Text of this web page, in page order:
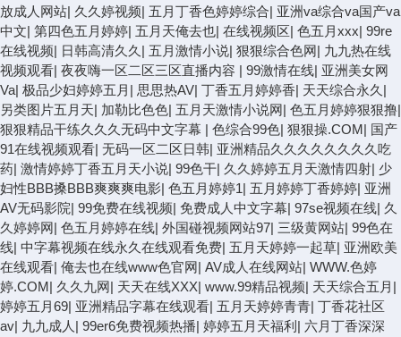
放成人网站| 久久婷视频| 五月丁香色婷婷综合| 亚洲va综合va国产va
中文| 第四色五月婷婷| 五月天俺去也| 在线视频区| 色五月xxx| 99re
在线视频| 日韩高清久久 | 五月激情小说| 狠狠综合色网| 九九热在线
视频观看| 夜夜嗨一区二区三区直播内容 | 99激情在线| 亚洲美女网
Va| 极品少妇婷婷五月 | 思思热AV| 丁香五月婷婷香| 天天综合永久 |
另类图片五月天| 加勒比色色| 五月天激情小说网| 色五月婷婷狠狠撸|
狠狠精品干练久久久无码中文字幕 | 色综合99色| 狠狠操.COM| 国产
91在线视频观看| 无码一区二区日韩| 亚洲精品久久久久久久久久吃
药| 激情婷婷丁香五月天小说| 99色干| 久久婷婷五月天激情四射| 少
妇性BBB搡BBB爽爽爽电影| 色五月婷婷1| 五月婷婷丁香婷婷| 亚洲
AV无码影院| 99免费在线视频| 免费成人中文字幕| 97se视频在线| 久
久婷婷网| 色五月婷婷在线| 外国碰视频网站97| 三级黄网站| 99色在
线| 中字幕视频在线永久在线观看免费| 五月天婷婷一起草| 亚洲欧美
在线观看| 俺去也在线www色官网| AV成人在线网站| WWW.色婷
婷.COM| 久久九网| 天天在线XXX| www.99精品视频| 天天综合五月 |
婷婷五月69| 亚洲精品字幕在线观看| 五月天婷婷青青| 丁香花社区
av| 九九成人 | 99er6免费视频热播| 婷婷五月天福利 | 六月丁香深深